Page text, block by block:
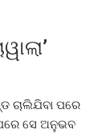
ଚାଲିଯିବା ପରେ
ସେ ଅନୁଭବ